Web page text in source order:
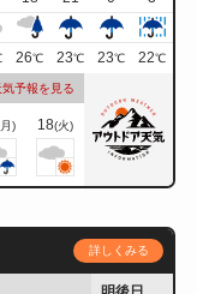
26℃ 23℃ 23℃ 22℃
予報を見る
) 18(火)
詳しくみる